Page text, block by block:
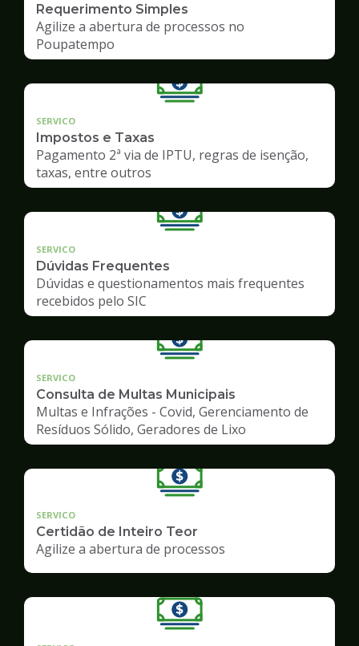
Requerimento Simples
Agilize a abertura de processos no
Poupatempo
SERVICO
Impostos e Taxas
Pagamento 2ª via de IPTU, regras de isenção,
taxas, entre outros
SERVICO
Dúvidas Frequentes
Dúvidas e questionamentos mais frequentes
recebidos pelo SIC
SERVICO
Consulta de Multas Municipais
Multas e Infrações - Covid, Gerenciamento de
Resíduos Sólido, Geradores de Lixo
SERVICO
Certidão de Inteiro Teor
Agilize a abertura de processos